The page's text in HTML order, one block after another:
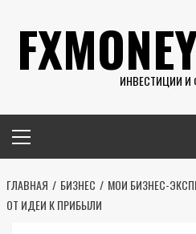
содержимому
ИНВЕСТИЦИИ
меню
ГЛАВНАЯ БИЗНЕС
МОИ БИЗНЕС-
ОТ ИДЕИ К ПРИБЫЛИ